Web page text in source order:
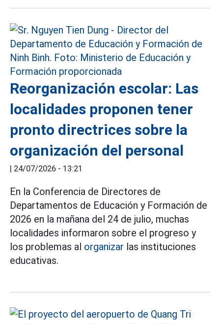
Reorganización escolar: Las
localidades proponen tener
pronto directrices sobre la
organización del personal
| 24/07/2026 - 13:21
En la Conferencia de Directores de
Departamentos de Educación y Formación de
2026 en la mañana del 24 de julio, muchas
localidades informaron sobre el progreso y
los problemas al organizar las instituciones
educativas.